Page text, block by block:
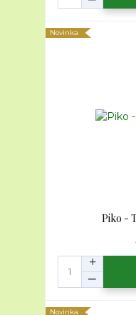
Novinka
Piko -
Novinka